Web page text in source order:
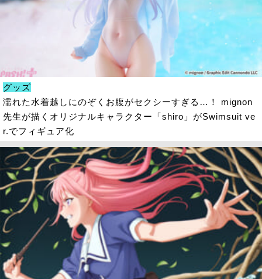
グッズ
濡れた水着越しにのぞくお腹がセクシーすぎる…！ mignon
先生が描くオリジナルキャラクター「shiro」がSwimsuit ve
r.でフィギュア化